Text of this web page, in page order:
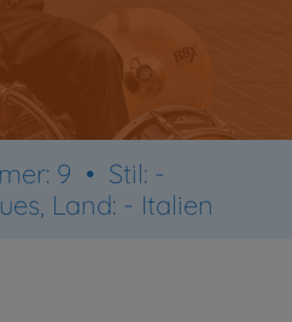
9 • Stil: -
Land: - Italien